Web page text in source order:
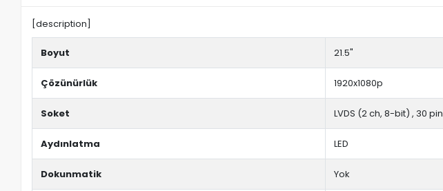
[description]
Boyut 21.5"
Çözünürlük 1920x1080p
Soket LVDS (2 ch, 8-bit) , 30 pin
Aydınlatma LED
Dokunmatik Yok